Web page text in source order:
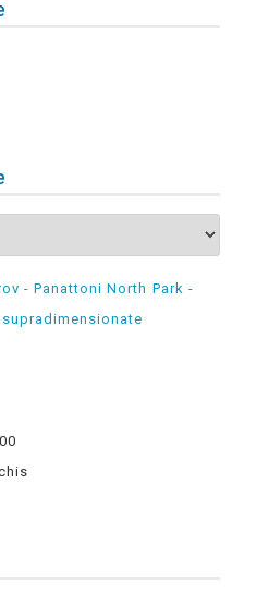
- Panattoni North Park -